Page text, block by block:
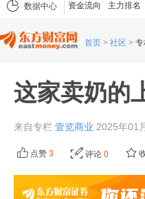
数据中心 资金流向 主力排名
首页 > 社区 > 专
这家卖奶的
来自专栏 壹览商业 2025年01
点赞 3 评论 0